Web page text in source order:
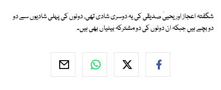
شگفتہ اعجاز اور یحییٰ صدیقی کی یہ دوسری شادی تھی، دونوں کی پہلی شادیوں سے دو
دو بچے ہیں جبکہ ان دونوں کی دو مشترکہ بیٹیاں بھی ہیں۔